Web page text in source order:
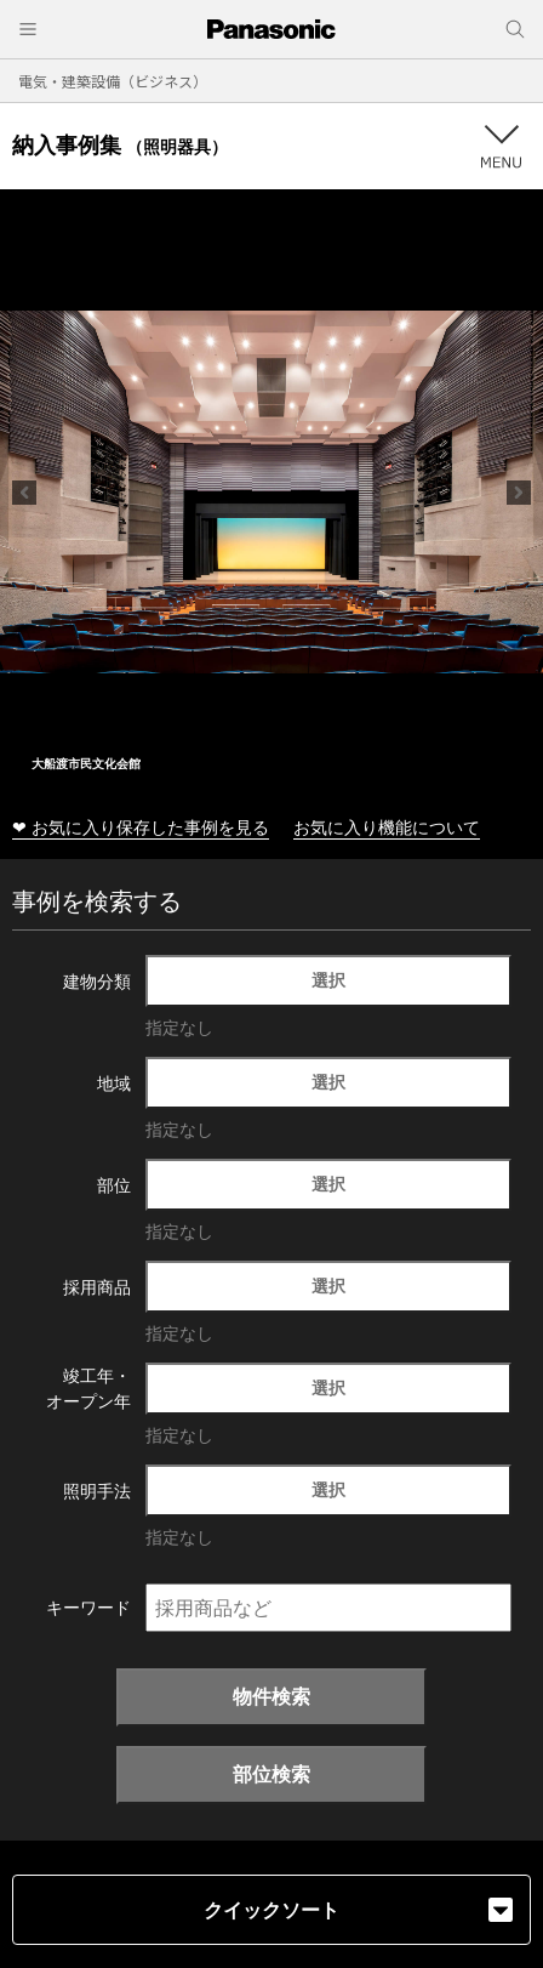
電気・建築設備（ビジネス）
納入事例集 （照明器具）
大船渡市民文化会館
❤ お気に入り保存した事例を見る お気に入り機能について
事例を検索する
建物分類 選択
指定なし
地域 選択
指定なし
部位 選択
指定なし
採用商品 選択
指定なし
竣工年・
オープン年
選択
指定なし
照明手法 選択
指定なし
キーワード
物件検索
部位検索
クイックソート